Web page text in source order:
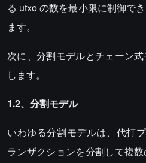
る utxo の数を最小限に制御で
ます。
次に、分割モデルとチェーン
します。
1.2、分割モデル
いわゆる分割モデルは、代打
ランザクションを分割して複